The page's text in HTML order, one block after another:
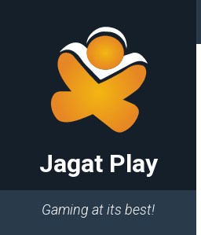
Jagat Play
Gaming at its best!